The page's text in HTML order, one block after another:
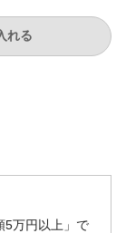
れる
5万円以上」で